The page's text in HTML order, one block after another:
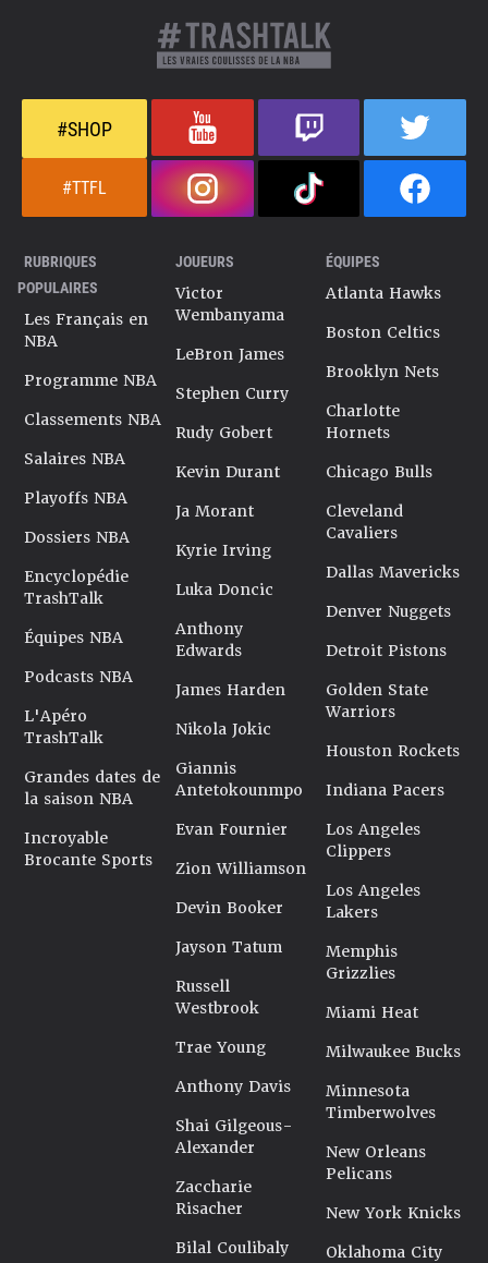
#SHOP
#TTFL
RUBRIQUES
POPULAIRES
Les Français en
NBA
Programme NBA
Classements NBA
Salaires NBA
Playoffs NBA
Dossiers NBA
Encyclopédie
TrashTalk
Équipes NBA
Podcasts NBA
L'Apéro
TrashTalk
Grandes dates de
la saison NBA
Incroyable
Brocante Sports
JOUEURS
Victor
Wembanyama
LeBron James
Stephen Curry
Rudy Gobert
Kevin Durant
Ja Morant
Kyrie Irving
Luka Doncic
Anthony
Edwards
James Harden
Nikola Jokic
Giannis
Antetokounmpo
Evan Fournier
Zion Williamson
Devin Booker
Jayson Tatum
Russell
Westbrook
Trae Young
Anthony Davis
Shai Gilgeous-
Alexander
Zaccharie
Risacher
Bilal Coulibaly
ÉQUIPES
Atlanta Hawks
Boston Celtics
Brooklyn Nets
Charlotte
Hornets
Chicago Bulls
Cleveland
Cavaliers
Dallas Mavericks
Denver Nuggets
Detroit Pistons
Golden State
Warriors
Houston Rockets
Indiana Pacers
Los Angeles
Clippers
Los Angeles
Lakers
Memphis
Grizzlies
Miami Heat
Milwaukee Bucks
Minnesota
Timberwolves
New Orleans
Pelicans
New York Knicks
Oklahoma City